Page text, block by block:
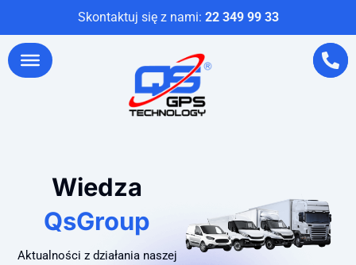
Skontaktuj się z nami: 22 349 99 33
Wiedza
QsGroup
Aktualności z działania naszej